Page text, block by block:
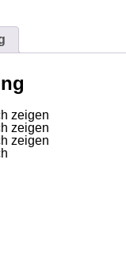
zeigen
zeigen
zeigen